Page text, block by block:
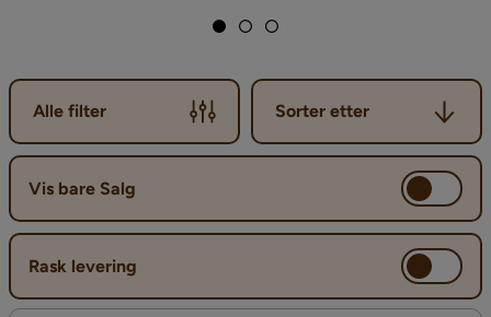
Alle filter
Sorter etter
Sorter etter
Vis bare Salg
Rask levering